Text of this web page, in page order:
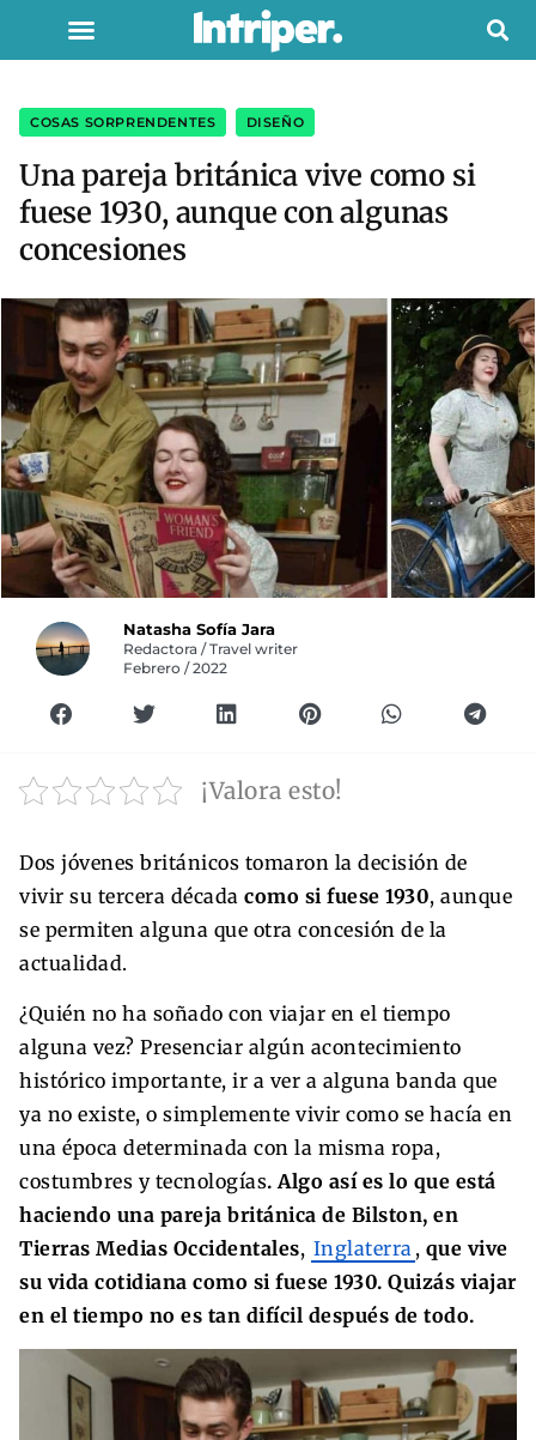
COSAS SORPRENDENTES DISEÑO
Una pareja británica vive como si
fuese 1930, aunque con algunas
concesiones
Natasha Sofía Jara
Redactora / Travel writer
Febrero / 2022
¡Valora esto!
Dos jóvenes británicos tomaron la decisión de
vivir su tercera década como si fuese 1930, aunque
se permiten alguna que otra concesión de la
actualidad.
¿Quién no ha soñado con viajar en el tiempo
alguna vez? Presenciar algún acontecimiento
histórico importante, ir a ver a alguna banda que
ya no existe, o simplemente vivir como se hacía en
una época determinada con la misma ropa,
costumbres y tecnologías. Algo así es lo que está
haciendo una pareja británica de Bilston, en
Tierras Medias Occidentales, Inglaterra , que vive
su vida cotidiana como si fuese 1930. Quizás viajar
en el tiempo no es tan difícil después de todo.